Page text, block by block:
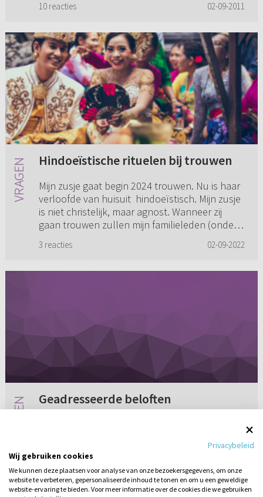
10 reacties 02-09-2011
Hindoeïstische rituelen bij trouwen
Mijn zusje gaat begin 2024 trouwen. Nu is haar
verloofde van huisuit hindoeïstisch. Mijn zusje
is niet christelijk, maar agnost. Wanneer zij
gaan trouwen zullen mijn familieleden (onder
3 reacties 02-09-2022
Geadresseerde beloften
de laatste zijn gesproken tegen bijvoorbeeld
het volk Israël of, zoals in de brieven, tegen
een bepaalde gr...
1 reactie 02-09-2011
Privacybeleid
Wij gebruiken cookies
We kunnen deze plaatsen voor analyse van onze bezoekersgegevens, om onze
website te verbeteren, gepersonaliseerde inhoud te tonen en om u een geweldige
website-ervaring te bieden. Voor meer informatie over de cookies die we gebruiken